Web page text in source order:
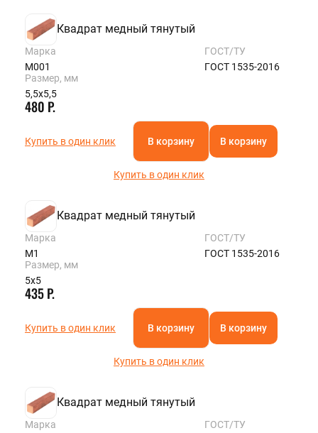
Квадрат медный тянутый
Марка
М001
ГОСТ/ТУ
ГОСТ 1535-2016
Размер, мм
5,5х5,5
480 Р.
Купить в один клик В корзину В корзину
Купить в один клик
Квадрат медный тянутый
Марка
М1
ГОСТ/ТУ
ГОСТ 1535-2016
Размер, мм
5х5
435 Р.
Купить в один клик В корзину В корзину
Купить в один клик
Квадрат медный тянутый
Марка
ГОСТ/ТУ